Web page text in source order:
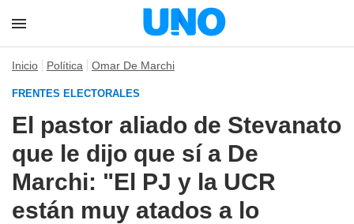
Inicio Política Omar De Marchi
FRENTES ELECTORALES
El pastor aliado de Stevanato
que le dijo que sí a De
Marchi: "El PJ y la UCR
están muy atados a lo